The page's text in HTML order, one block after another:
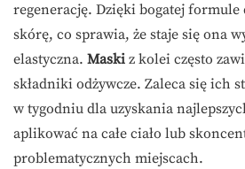
regenerację. Dzięki bogatej formule
skórę, co sprawia, że staje się ona
elastyczna. Maski z kolei często
składniki odżywcze. Zaleca się ich
w tygodniu dla uzyskania
aplikować na całe ciało lub
problematycznych miejscach.